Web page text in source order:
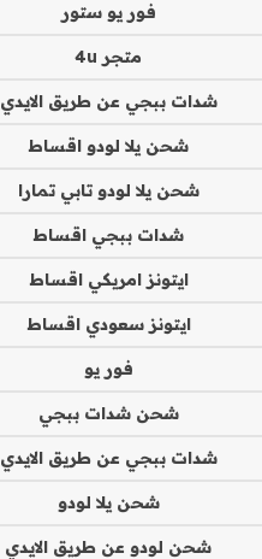
فور يو ستور
متجر 4u
شدات ببجي عن طريق الايدي
شحن يلا لودو اقساط
شحن يلا لودو تابي تمارا
شدات ببجي اقساط
ايتونز امريكي اقساط
ايتونز سعودي اقساط
فور يو
شحن شدات ببجي
شدات ببجي عن طريق الايدي
شحن يلا لودو
شحن لودو عن طريق الايدي